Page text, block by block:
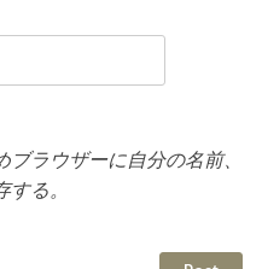
ラウザーに自分の名前、
る。